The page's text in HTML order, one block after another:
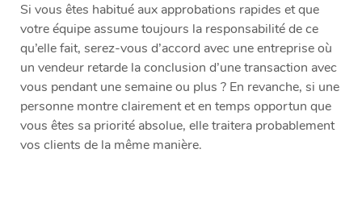
Si vous êtes habitué aux approbations rapides et que
votre équipe assume toujours la responsabilité de ce
qu’elle fait, serez-vous d’accord avec une entreprise où
un vendeur retarde la conclusion d’une transaction avec
vous pendant une semaine ou plus ? En revanche, si une
personne montre clairement et en temps opportun que
vous êtes sa priorité absolue, elle traitera probablement
vos clients de la même manière.